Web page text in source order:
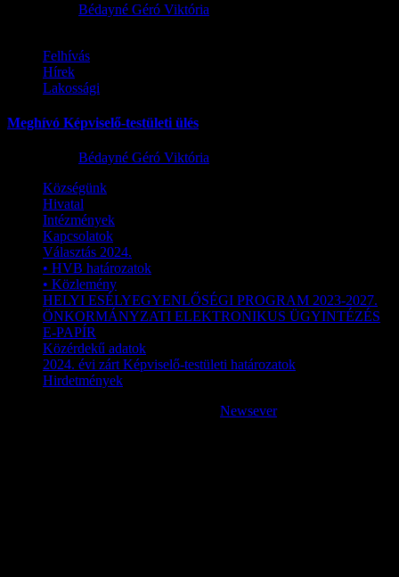
Bédayné Géró Viktória
Felhívás
Hírek
Lakossági
Meghívó Képviselő-testületi ülés
Bédayné Géró Viktória
Községünk
Hivatal
Intézmények
Kapcsolatok
Választás 2024.
• HVB határozatok
• Közlemény
HELYI ESÉLYEGYENLŐSÉGI PROGRAM 2023-2027.
ÖNKORMÁNYZATI ELEKTRONIKUS ÜGYINTÉZÉS
E-PAPÍR
Közérdekű adatok
2024. évi zárt Képviselő-testületi határozatok
Hirdetmények
Newseverby AF themes.